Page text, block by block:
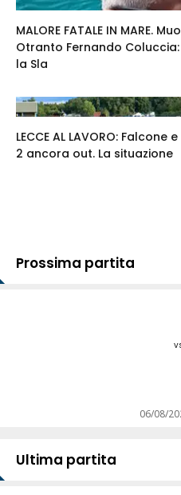
MALORE FATALE IN MARE.
Otranto Fernando
la Sla
LECCE AL LAVORO:
2 ancora out. La situazione
Prossima partita
06/08/
Ultima partita